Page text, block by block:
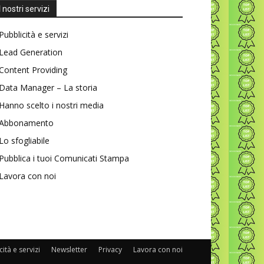
I nostri servizi
Pubblicità e servizi
Lead Generation
Providing
Data Manager – La storia
Hanno scelto i nostri media
Lo sfogliabile
Pubblica i tuoi Comunicati Stampa
Lavora con noi
e servizi Newsletter Privacy Lavora con noi